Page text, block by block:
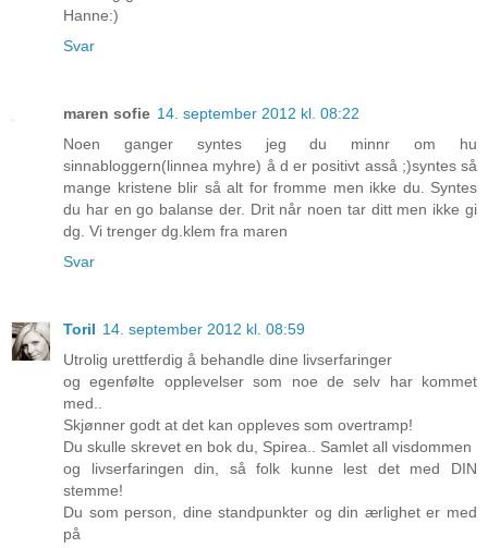
Hanne:)
Svar
maren sofie 14. september 2012 kl. 08:22
Noen ganger syntes jeg du minnr om hu
sinnabloggern(linnea myhre) å d er positivt asså ;)syntes så
mange kristene blir så alt for fromme men ikke du. Syntes
du har en go balanse der. Drit når noen tar ditt men ikke gi
dg. Vi trenger dg.klem fra maren
Svar
Toril 14. september 2012 kl. 08:59
Utrolig urettferdig å behandle dine livserfaringer
og egenfølte opplevelser som noe de selv har kommet
med..
Skjønner godt at det kan oppleves som overtramp!
Du skulle skrevet en bok du, Spirea.. Samlet all visdommen
og livserfaringen din, så folk kunne lest det med DIN
stemme!
Du som person, dine standpunkter og din ærlighet er med
på